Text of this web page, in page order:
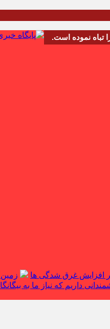
افزایش غرق شدگی ها زمین‌لرزه ۲/۵
داریم که نیاز ما به